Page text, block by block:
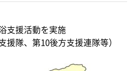
支援活動を実施
援隊、第10後方支援連隊等）